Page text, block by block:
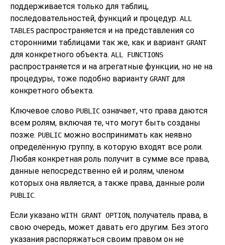
поддерживается только для таблиц,
последовательностей, функций и процедур. ALL
TABLES распространяется и на представления со
сторонними таблицами так же, как и вариант GRANT
для конкретного объекта. ALL FUNCTIONS
распространяется и на агрегатные функции, но не на
процедуры, тоже подобно варианту GRANTдля
конкретного объекта.
Ключевое слово PUBLIC означает, что права даются
всем ролям, включая те, что могут быть созданы
позже. PUBLIC можно воспринимать как неявно
определённую группу, в которую входят все роли.
Любая конкретная роль получит в сумме все права,
данные непосредственно ей и ролям, членом
которых она является, а также права, данные роли
PUBLIC.
Если указано WITH GRANT OPTION, получатель права, в
свою очередь, может давать его другим. Без этого
указания распоряжаться своим правом он не